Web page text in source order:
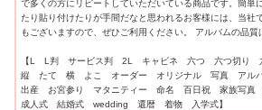
で多くの方にリピートしていただいている商品です。簡単
たり貼り付けたりが手間だなと思われるお客様には、当社
もございますので、ぜひご利用ください。 アルバムの品質
【L L判 サービス判 2L キャビネ 六つ 六つ切
縦 たて 横 よこ オーダー オリジナル 写真 アル
出産 お宮参り マタニティー 命名 百日祝 家族写真
成人式 結婚式 wedding 還暦 着物 入学式】